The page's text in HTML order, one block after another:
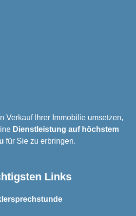
Verkauf Ihrer Immobilie umsetzen,
Dienstleistung auf höchstem
für Sie zu erbringen.
Links